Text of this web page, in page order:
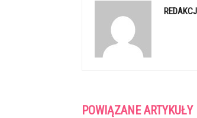
POWIĄZANE ARTYKUŁY